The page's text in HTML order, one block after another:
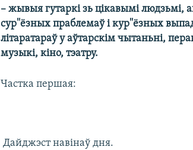
– жывыя гутаркі зь цікавымі людзьмі,
сур''ёзных праблемаў і кур''ёзных
літаратараў у аўтарскім чытаньні,
музыкі, кіно, тэатру.
Частка першая:
 Дайджэст навінаў дня.